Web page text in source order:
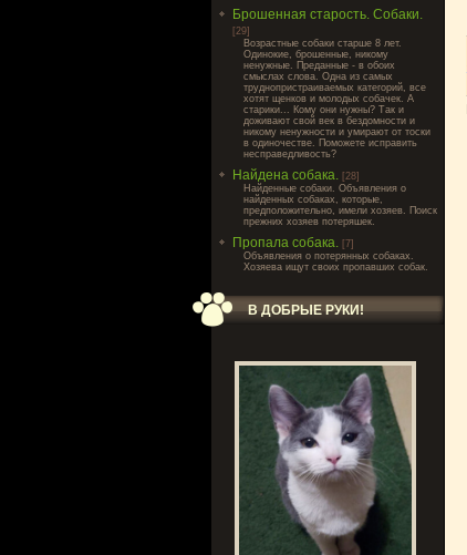
Брошенная старость. Собаки.
[29]
Возрастные собаки старше 8 лет.
Одинокие, брошенные, никому
ненужные. Преданные - в обоих
смыслах слова. Одна из самых
труднопристраиваемых категорий, все
хотят щенков и молодых собачек. А
старики... Кому они нужны? Так и
доживают свой век в бездомности и
никому ненужности и умирают от тоски
в одиночестве. Поможете исправить
несправедливость?
Найдена собака. [28]
Найденные собаки. Объявления о
найденных собаках, которые,
предположительно, имели хозяев. Поиск
прежних хозяев потеряшек.
Пропала собака. [7]
Объявления о потерянных собаках.
Хозяева ищут своих пропавших собак.
В ДОБРЫЕ РУКИ!